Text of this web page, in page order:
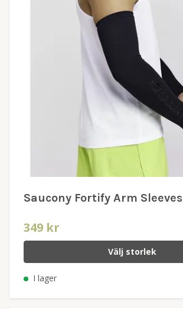
Saucony Fortify Arm Sleeves
349 kr
Välj storlek
I lager